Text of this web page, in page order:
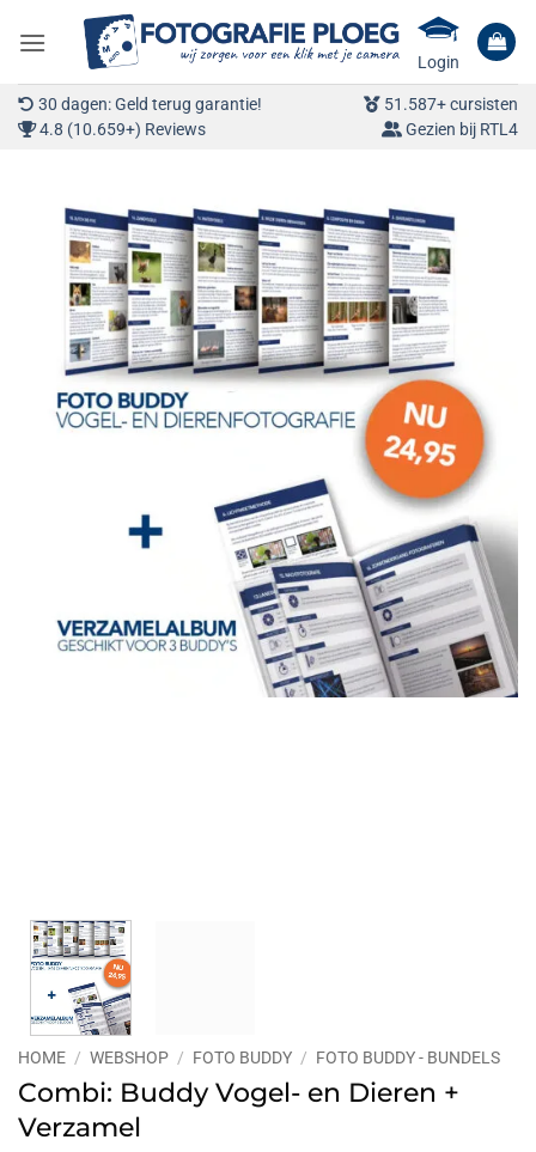
naar
Login
30 dagen: Geld terug garantie!
51.587+ cursisten
4.8 (10.659+) Reviews
Gezien bij RTL4
HOME / WEBSHOP / FOTO BUDDY / FOTO BUDDY - BUNDELS
Combi: Buddy Vogel- en Dieren +
Verzamel